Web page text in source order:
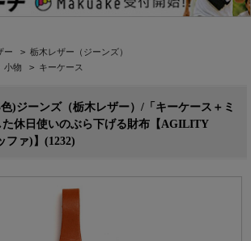
ー > 栃木レザー（ジーンズ）
小物 > キーケース
色)ジーンズ（栃木レザー）/「キーケース＋ミ
休日使いのぶら下げる財布【AGILITY
ファ)】(1232)